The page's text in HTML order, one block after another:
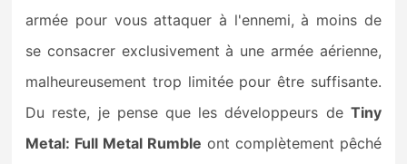
armée pour vous attaquer à l'ennemi, à moins de
se consacrer exclusivement à une armée aérienne,
malheureusement trop limitée pour être suffisante.
Du reste, je pense que les développeurs de Tiny
Metal: Full Metal Rumble ont complètement pêché